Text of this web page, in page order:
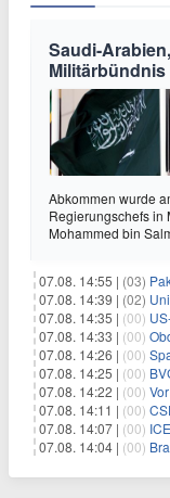
Saudi-
Militärbündnis
Abkommen wurde
Regierungschefs in
Mohammed bin
07.08. 14:55 | (03)
07.08. 14:39 | (02)
07.08. 14:35 | (00)
07.08. 14:33 | (00)
07.08. 14:26 | (00)
07.08. 14:25 | (00)
07.08. 14:22 | (00) Vor
07.08. 14:11 | (00)
07.08. 14:07 | (00)
07.08. 14:04 | (00)